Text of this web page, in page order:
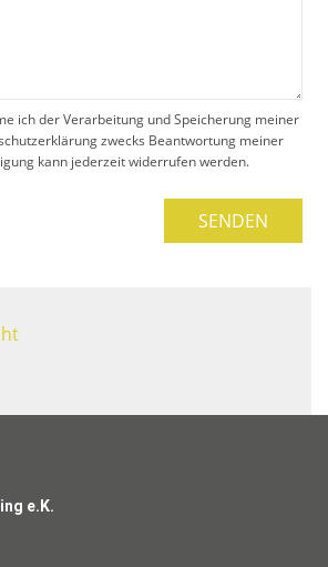
ich der Verarbeitung und Speicherung meiner
zwecks Beantwortung meiner
kann jederzeit widerrufen werden.
SENDEN
e.K.